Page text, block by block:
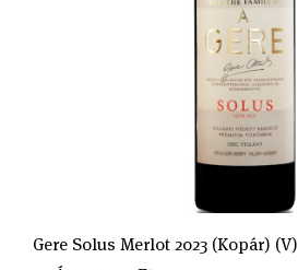
Gere Solus Merlot 2023 (Kopár) (V)